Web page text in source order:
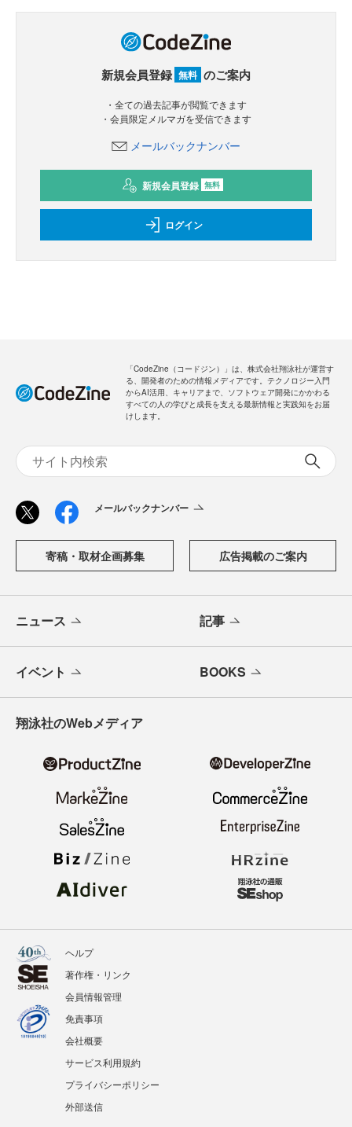
新規会員登録 無料 のご案内
・全ての過去記事が閲覧できます
・会員限定メルマガを受信できます
メールバックナンバー
新規会員登録 無料
ログイン
「CodeZine（コードジン）」は、株式会社翔泳社が運営す
る、開発者のための情報メディアです。テクノロジー入門
からAI活用、キャリアまで、ソフトウェア開発にかかわる
すべての人の学びと成長を支える最新情報と実践知をお届
けします。
メールバックナンバー
寄稿・取材企画募集 広告掲載のご案内
ニュース 記事
イベント BOOKS
翔泳社のWebメディア
ヘルプ
著作権・リンク
会員情報管理
免責事項
会社概要
サービス利用規約
プライバシーポリシー
外部送信